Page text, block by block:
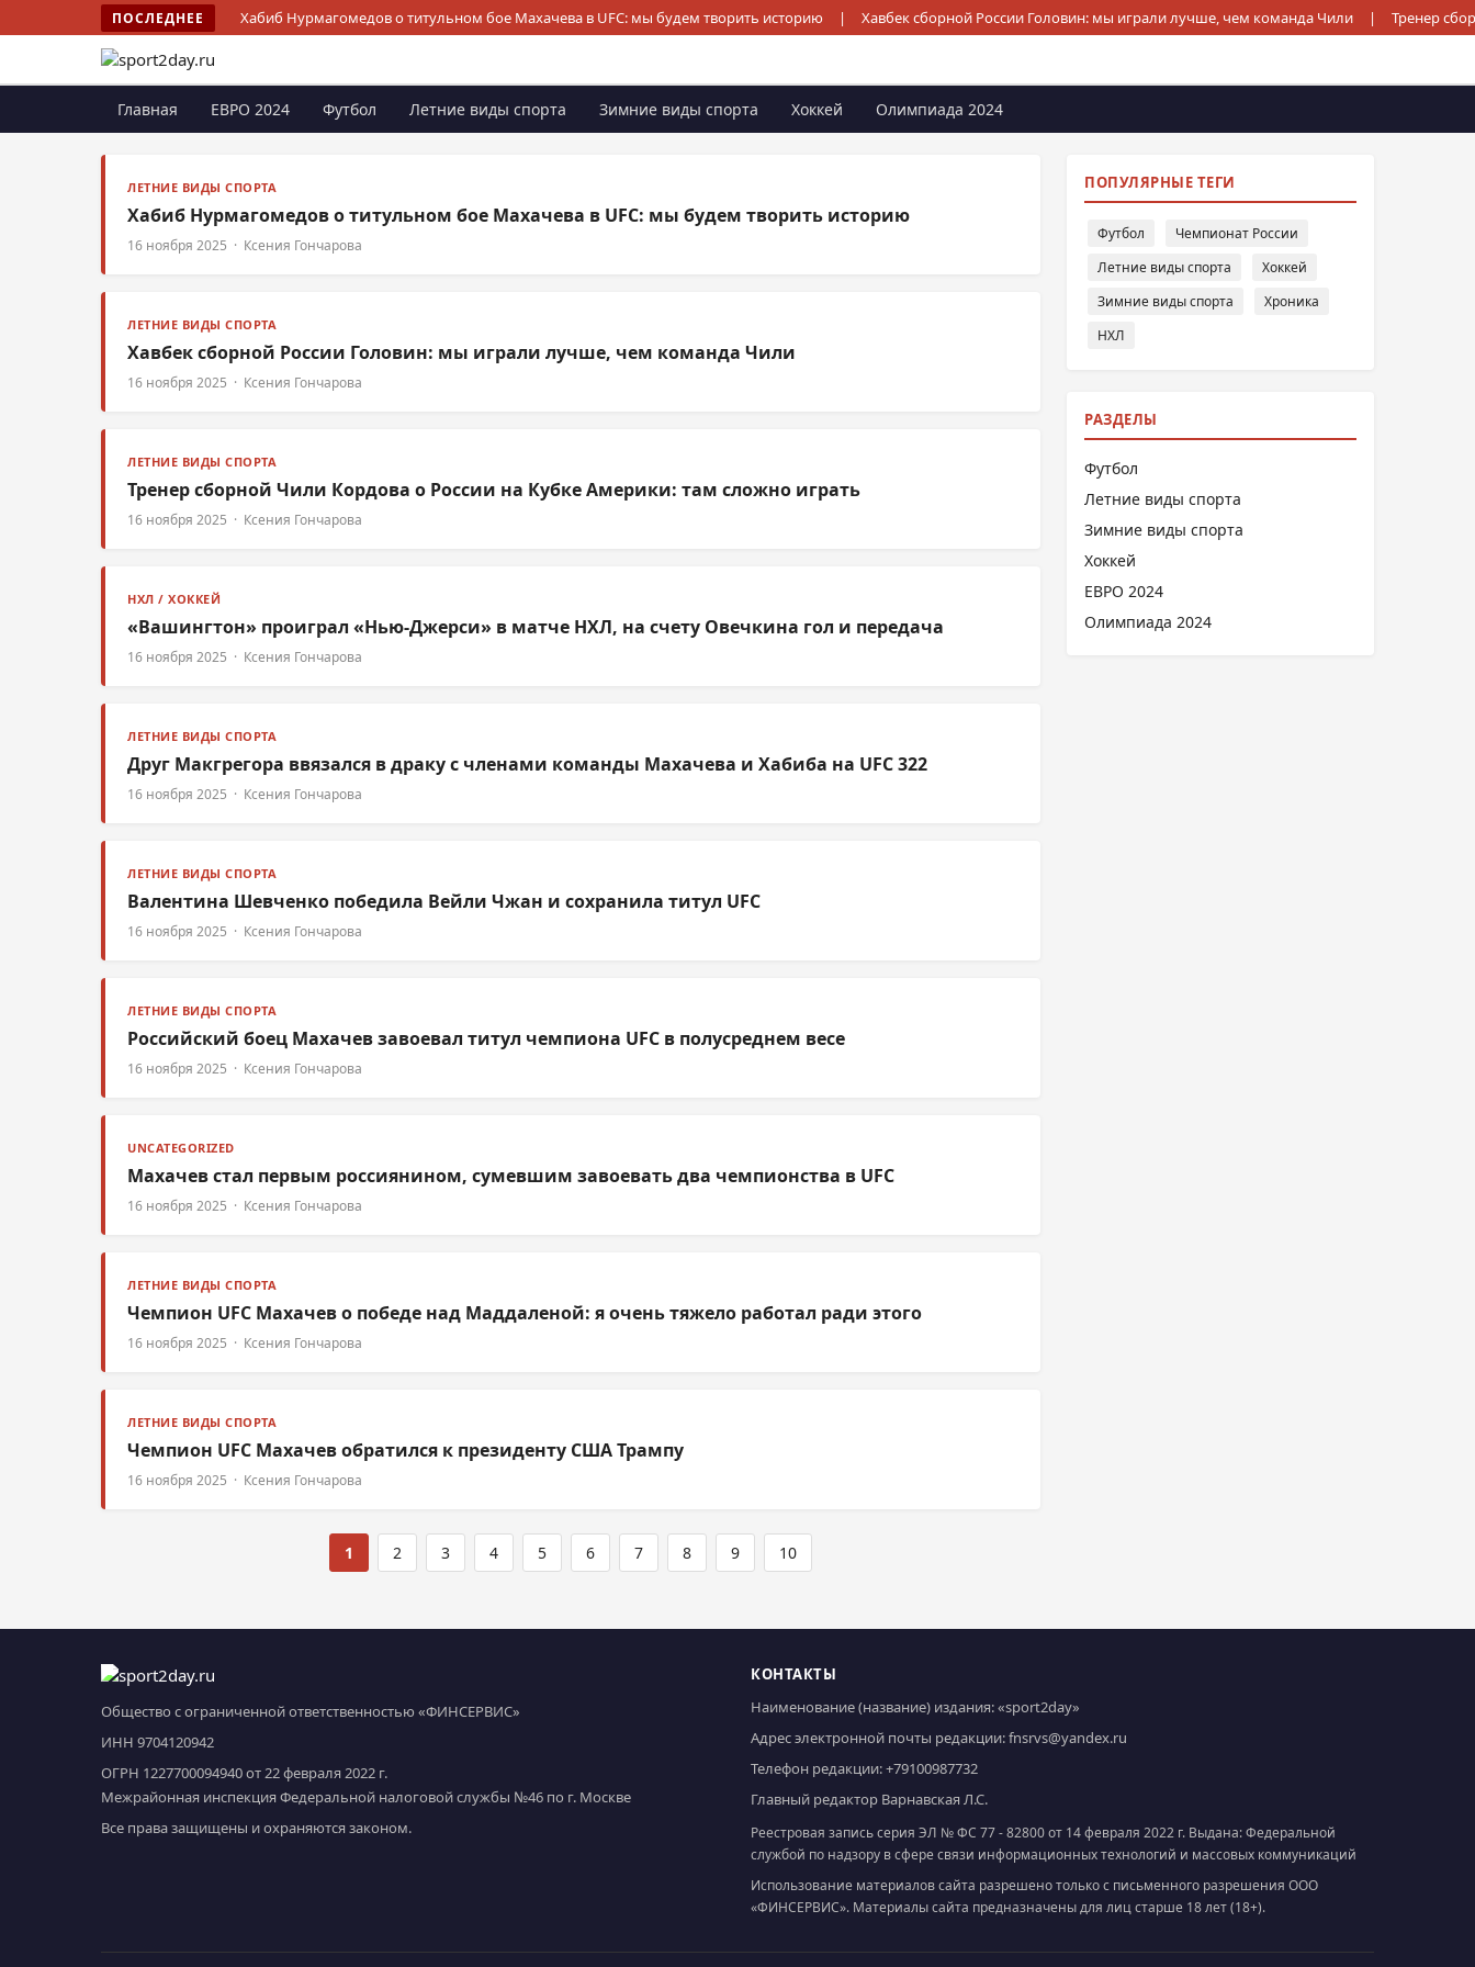
ПОСЛЕДНЕЕ Хабиб Нурмагомедов о титульном бое Махачева в UFC: мы будем творить историю | Хавбек сборной России Головин: мы играли лучше, чем команда Чили | Тренер
Главная ЕВРО 2024 Футбол Летние виды спорта Зимние виды спорта Хоккей Олимпиада 2024
ЛЕТНИЕ ВИДЫ СПОРТА
Хабиб Нурмагомедов о титульном бое Махачева в UFC: мы будем творить историю
16 ноября 2025 · Ксения Гончарова
ЛЕТНИЕ ВИДЫ СПОРТА
Хавбек сборной России Головин: мы играли лучше, чем команда Чили
16 ноября 2025 · Ксения Гончарова
ЛЕТНИЕ ВИДЫ СПОРТА
Тренер сборной Чили Кордова о России на Кубке Америки: там сложно играть
16 ноября 2025 · Ксения Гончарова
НХЛ / ХОККЕЙ
«Вашингтон» проиграл «Нью-Джерси» в матче НХЛ, на счету Овечкина гол и передача
16 ноября 2025 · Ксения Гончарова
ЛЕТНИЕ ВИДЫ СПОРТА
Друг Макгрегора ввязался в драку с членами команды Махачева и Хабиба на UFC 322
16 ноября 2025 · Ксения Гончарова
ЛЕТНИЕ ВИДЫ СПОРТА
Валентина Шевченко победила Вейли Чжан и сохранила титул UFC
16 ноября 2025 · Ксения Гончарова
ЛЕТНИЕ ВИДЫ СПОРТА
Российский боец Махачев завоевал титул чемпиона UFC в полусреднем весе
16 ноября 2025 · Ксения Гончарова
UNCATEGORIZED
Махачев стал первым россиянином, сумевшим завоевать два чемпионства в UFC
16 ноября 2025 · Ксения Гончарова
ЛЕТНИЕ ВИДЫ СПОРТА
Чемпион UFC Махачев о победе над Маддаленой: я очень тяжело работал ради этого
16 ноября 2025 · Ксения Гончарова
ЛЕТНИЕ ВИДЫ СПОРТА
Чемпион UFC Махачев обратился к президенту США Трампу
16 ноября 2025 · Ксения Гончарова
1 2 3 4 5 6 7 8 9 10
ПОПУЛЯРНЫЕ ТЕГИ
Футбол
Чемпионат России
Летние виды спорта
Хоккей
Зимние виды спорта
Хроника
НХЛ
РАЗДЕЛЫ
Футбол
Летние виды спорта
Зимние виды спорта
Хоккей
ЕВРО 2024
Олимпиада 2024
Общество с ограниченной ответственностью «ФИНСЕРВИС»
ИНН 9704120942
ОГРН 1227700094940 от 22 февраля 2022 г.
Межрайонная инспекция Федеральной налоговой службы №46 по г. Москве
Все права защищены и охраняются законом.
КОНТАКТЫ
Наименование (название) издания: «sport2day»
Адрес электронной почты редакции:fnsrvs@yandex.ru
Телефон редакции:+79100987732
Главный редактор Варнавская Л.С.
Реестровая запись серия ЭЛ № ФС 77 - 82800 от 14 февраля 2022 г. Выдана: Федеральной
службой по надзору в сфере связи информационных технологий и массовых коммуникаций
Использование материалов сайта разрешено только с письменного разрешения ООО
«ФИНСЕРВИС». Материалы сайта предназначены для лиц старше 18 лет (18+).